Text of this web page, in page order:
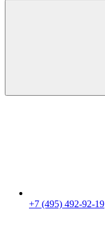
+7 (495) 492-92-19